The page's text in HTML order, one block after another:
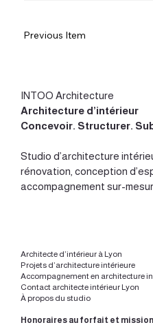
Previous Item
INTOO Architecture
Architecture d’intérieur
Concevoir. Structurer.
Studio d’architecture
rénovation, conception
accompagnement sur-
Architecte d’intérieur à Lyon
Projets d’architecture intérieure
Accompagnement en architecture
Contact architecte intérieur Lyon
À propos du studio
Honoraires au forfait et